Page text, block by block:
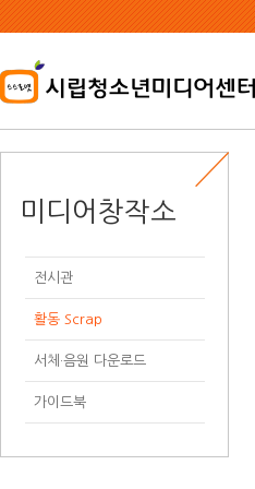
본
문
용
바
가
기
미디어창작소
전시관
활동 Scrap
서체·음원 다운로드
가이드북